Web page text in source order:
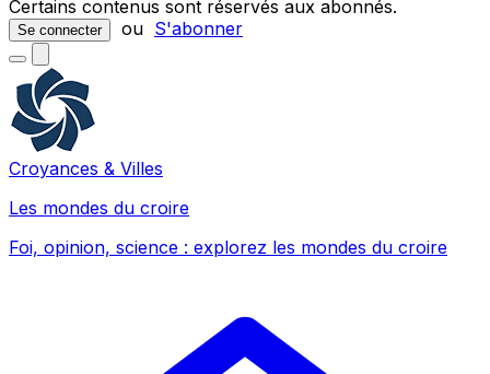
Certains contenus sont réservés aux abonnés.
Se connecter ou S'abonner
Croyances & Villes
Les mondes du croire
Foi, opinion, science : explorez les mondes du croire